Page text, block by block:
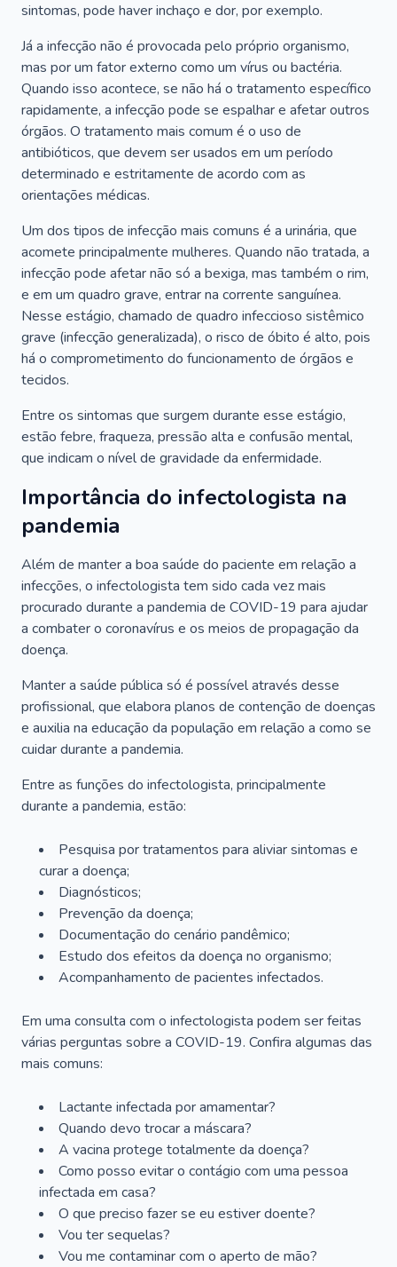
sintomas, pode haver inchaço e dor, por exemplo.
Já a infecção não é provocada pelo próprio organismo,
mas por um fator externo como um vírus ou bactéria.
Quando isso acontece, se não há o tratamento específico
rapidamente, a infecção pode se espalhar e afetar outros
órgãos. O tratamento mais comum é o uso de
antibióticos, que devem ser usados em um período
determinado e estritamente de acordo com as
orientações médicas.
Um dos tipos de infecção mais comuns é a urinária, que
acomete principalmente mulheres. Quando não tratada, a
infecção pode afetar não só a bexiga, mas também o rim,
e em um quadro grave, entrar na corrente sanguínea.
Nesse estágio, chamado de quadro infeccioso sistêmico
grave (infecção generalizada), o risco de óbito é alto, pois
há o comprometimento do funcionamento de órgãos e
tecidos.
Entre os sintomas que surgem durante esse estágio,
estão febre, fraqueza, pressão alta e confusão mental,
que indicam o nível de gravidade da enfermidade.
Importância do infectologista na
pandemia
Além de manter a boa saúde do paciente em relação a
infecções, o infectologista tem sido cada vez mais
procurado durante a pandemia de COVID-19 para ajudar
a combater o coronavírus e os meios de propagação da
doença.
Manter a saúde pública só é possível através desse
profissional, que elabora planos de contenção de doenças
e auxilia na educação da população em relação a como se
cuidar durante a pandemia.
Entre as funções do infectologista, principalmente
durante a pandemia, estão:
Pesquisa por tratamentos para aliviar sintomas e
curar a doença;
Diagnósticos;
Prevenção da doença;
Documentação do cenário pandêmico;
Estudo dos efeitos da doença no organismo;
Acompanhamento de pacientes infectados.
Em uma consulta com o infectologista podem ser feitas
várias perguntas sobre a COVID-19. Confira algumas das
mais comuns:
Lactante infectada por amamentar?
Quando devo trocar a máscara?
A vacina protege totalmente da doença?
Como posso evitar o contágio com uma pessoa
infectada em casa?
O que preciso fazer se eu estiver doente?
Vou ter sequelas?
Vou me contaminar com o aperto de mão?